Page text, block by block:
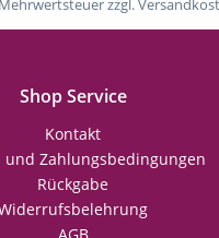
zzgl.
Shop Service
Kontakt
und Zahlungsbedingungen
Rückgabe
AGB